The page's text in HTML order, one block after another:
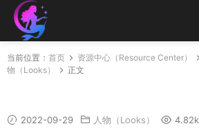
当前位置： 首页 资源中心（Resource Center）
物（Looks）
正文
2022-09-29 人物（Looks） 4.82k